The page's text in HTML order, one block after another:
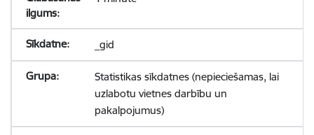
_gid
Statistikas sīkdatnes (nepieciešamas, lai
uzlabotu vietnes darbību un
pakalpojumus)